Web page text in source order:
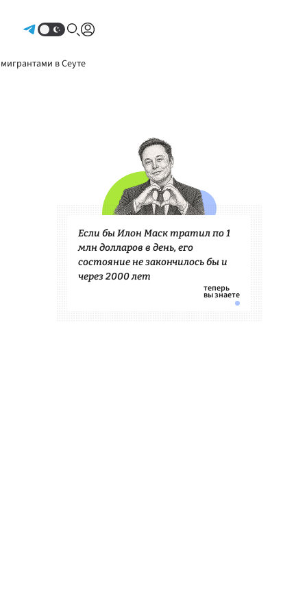
в Сеуте
Если бы Илон Маск тратил по 1
млн долларов в день, его
состояние не закончилось бы и
через 2000 лет